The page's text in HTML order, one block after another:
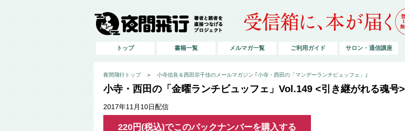
トップ 書籍一覧 メルマガ一覧 ご利用ガイド サロン・通信講座
夜間飛行トップ＞ 小寺信良＆西田宗千佳のメールマガジン ｢小寺・西田の「マンデーランチビュッフェ」｣
小寺・西田の「金曜ランチビュッフェ」Vol.149 <引き継がれる魂号>
2017年11月10日配信
220円(税込)でこのバックナンバーを購入する